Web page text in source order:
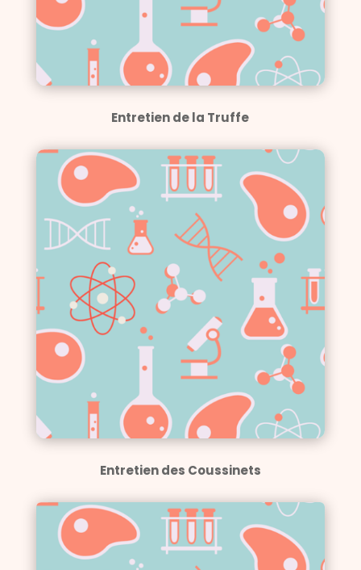
Entretien de la Truffe
Entretien des Coussinets